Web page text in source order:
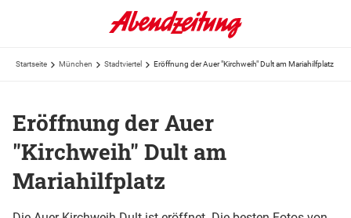
Startseite München Stadtviertel Eröffnung der Auer "Kirchweih" Dult am Mariahilfplatz
Eröffnung der Auer
"Kirchweih" Dult am
Mariahilfplatz